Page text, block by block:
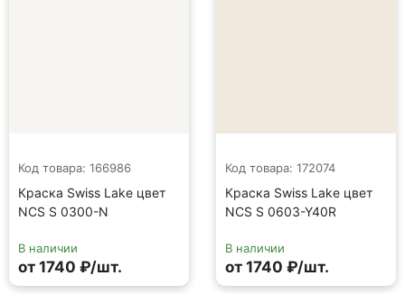
Код товара: 166986
Краска Swiss Lake цвет
NCS S 0300-N
В наличии
от 1740 ₽/шт.
Код товара: 172074
Краска Swiss Lake цвет
NCS S 0603-Y40R
В наличии
от 1740 ₽/шт.